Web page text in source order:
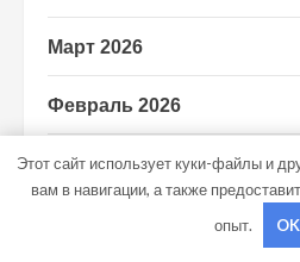
Март 2026
Февраль 2026
Январь 2026
Этот сайт использует куки-файлы и
вам в навигации, а также
опыт.
OK